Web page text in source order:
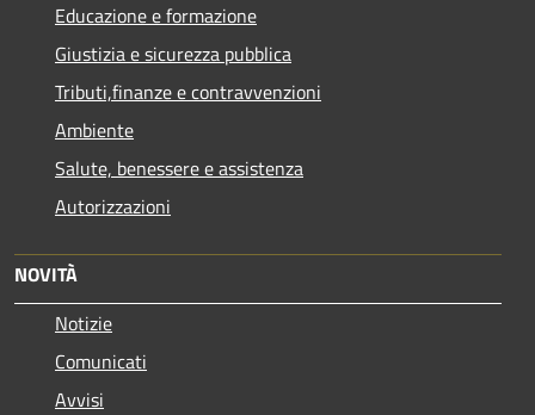
Educazione e formazione
Giustizia e sicurezza pubblica
Tributi,finanze e contravvenzioni
Ambiente
Salute, benessere e assistenza
Autorizzazioni
NOVITÀ
Notizie
Comunicati
Avvisi